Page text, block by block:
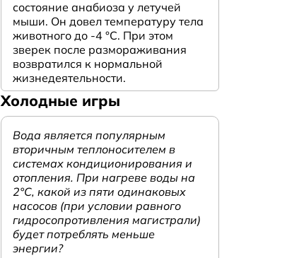
состояние анабиоза у летучей
мыши. Он довел температуру тела
животного до -4 °C. При этом
зверек после размораживания
возвратился к нормальной
жизнедеятельности.
Холодные игры
Вода является популярным
вторичным теплоносителем в
системах кондиционирования и
отопления. При нагреве воды на
2°С, какой из пяти одинаковых
насосов (при условии равного
гидросопротивления магистрали)
будет потреблять меньше
энергии?